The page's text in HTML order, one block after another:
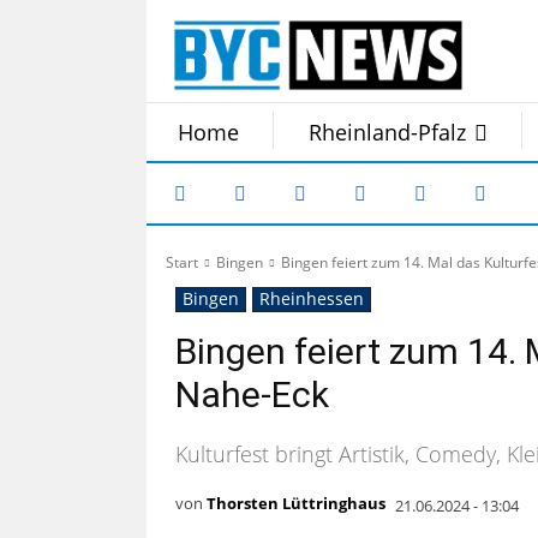
Home Rheinland-Pfalz
Start Bingen Bingen feiert zum 14. Mal das
Bingen Rheinhessen
Bingen feiert zum 14.
Nahe-Eck
Kulturfest bringt Artistik, Comedy,
von Thorsten Lüttringhaus 21.06.2024 - 13:04